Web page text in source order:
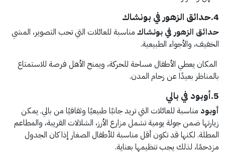
4.حدائق الزهور في بونشاك
حدائق الزهور في بونشاك مناسبة للعائلات التي تحب التصوير، المشي
الخفيف، والأجواء الطبيعية.
المكان يعطي الأطفال مساحة للحركة، ويمنح الأهل فرصة للاستمتاع
بالمناظر بعيدًا عن زحام المدن.
5.أوبود في بالي
أوبود مناسبة للعائلات التي تريد جانبًا طبيعيًا وثقافيًا من بالي. يمكن
زيارتها ضمن جولة يومية تشمل مزارع الأرز، الشلالات القريبة، والمطاعم
المطلة. لكنها قد تكون أقل مناسبة للأطفال الصغار إذا كان الجدول
مزدحمًا، لذلك يجب تنظيمها بعناية.